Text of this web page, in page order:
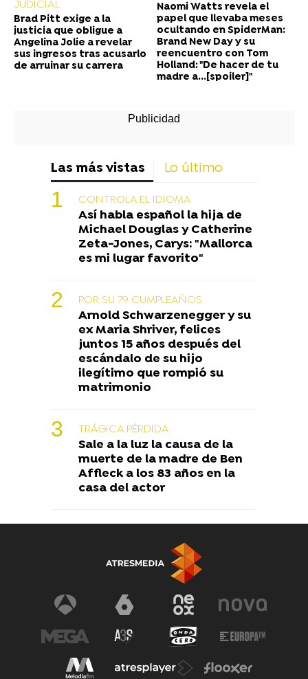
JUDICIAL
Brad Pitt exige a la
justicia que obligue a
Angelina Jolie a revelar
sus ingresos tras acusarlo
de arruinar su carrera
Naomi Watts revela el
papel que llevaba meses
ocultando en SpiderMan:
Brand New Day y su
reencuentro con Tom
Holland: "De hacer de tu
madre a...[spoiler]"
Las más vistas Lo último
CONTROLA EL IDIOMA
Así habla español la hija de
Michael Douglas y Catherine
Zeta-Jones, Carys: "Mallorca
es mi lugar favorito"
POR SU 79 CUMPLEAÑOS
Arnold Schwarzenegger y su
ex Maria Shriver, felices
juntos 15 años después del
escándalo de su hijo
ilegítimo que rompió su
matrimonio
TRÁGICA PÉRDIDA
Sale a la luz la causa de la
muerte de la madre de Ben
Affleck a los 83 años en la
casa del actor